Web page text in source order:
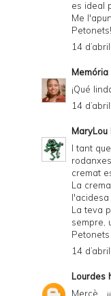
es ideal
Me
Petonets!
14
Memória
¡Qué
14
MaryLou
I tant
cremat
La
l'acidesa
La teva
sempre,
Petonets
14
Lourdes
Mercè...